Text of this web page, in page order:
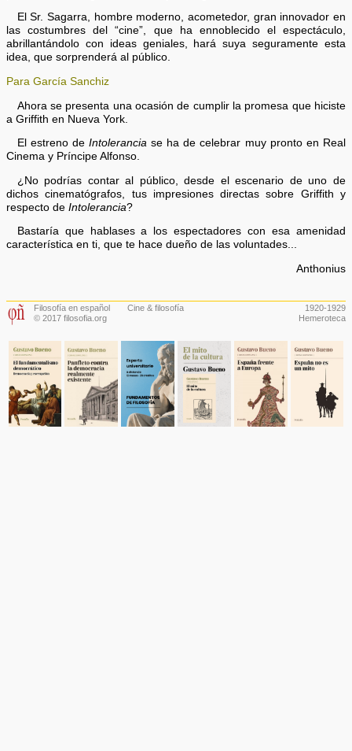
El Sr. Sagarra, hombre moderno, acometedor, gran innovador en
las costumbres del “cine”, que ha ennoblecido el espectáculo,
abrillantándolo con ideas geniales, hará suya seguramente esta
idea, que sorprenderá al público.
Para García Sanchiz
Ahora se presenta una ocasión de cumplir la promesa que hiciste
a Griffith en Nueva York.
El estreno deIntolerancia se ha de celebrar muy pronto en Real
Cinema y Príncipe Alfonso.
¿No podrías contar al público, desde el escenario de uno de
dichos cinematógrafos, tus impresiones directas sobre Griffith y
respecto deIntolerancia?
Bastaría que hablases a los espectadores con esa amenidad
característica en ti, que te hace dueño de las voluntades...
Anthonius
Filosofía en español
© 2017 filosofia.org
Cine & filosofía
1920-1929
Hemeroteca